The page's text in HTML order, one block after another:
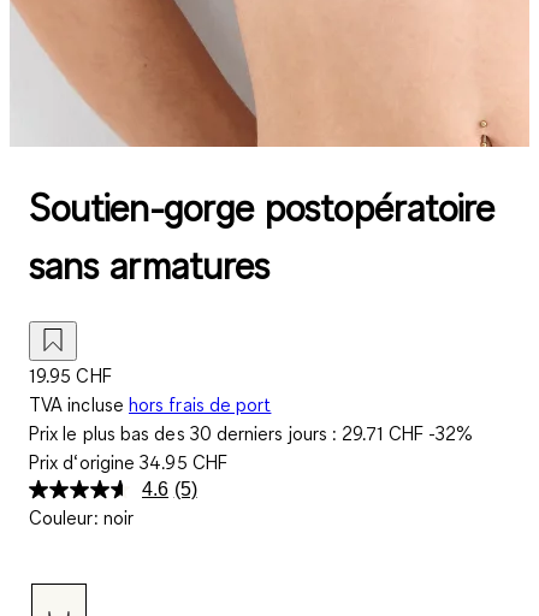
Soutien-gorge postopératoire
sans armatures
19.95 CHF
TVA incluse hors frais de port
Prix le plus bas des 30 derniers jours : 29.71 CHF -32%
Prix d‘origine34.95 CHF
4.6 Lire
(5)
Couleur: noir